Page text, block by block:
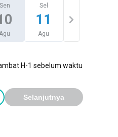
Sen Sel
11
Agu
H-1 sebelum waktu